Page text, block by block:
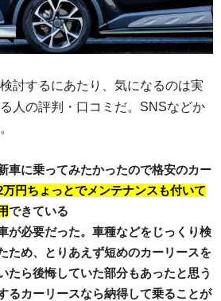
討するにあたり、気になるのは実
人の評判・口コミだ。SNSなどか
車に乗ってみたかったので格安のカー
万円ちょっとでメンテナンスも付いて
できている
が必要だった。車種などをじっくり検
ため、とりあえず短めのカーリースを
たら後悔していた部分もあったと思う
るカーリースなら納得して乗ることが